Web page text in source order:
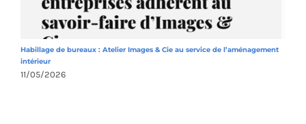
Habillage de bureaux : Atelier Images & Cie au service de l’aménagement
intérieur
11/05/2026